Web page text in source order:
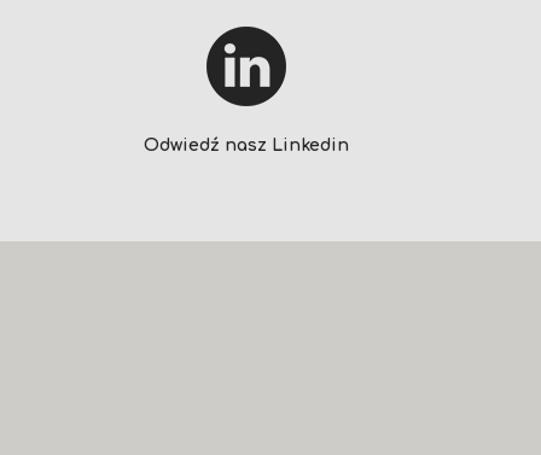
Odwiedź nasz Linkedin